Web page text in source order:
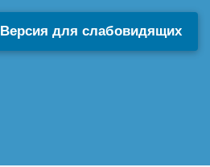
Версия для слабовидящих